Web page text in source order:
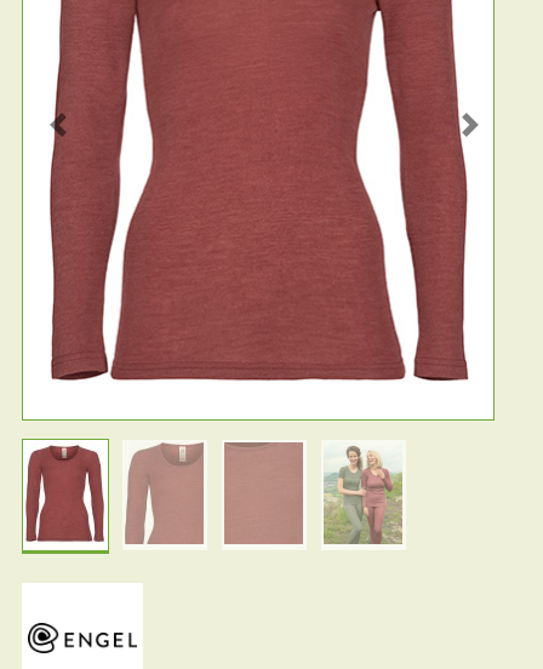
Previous Next